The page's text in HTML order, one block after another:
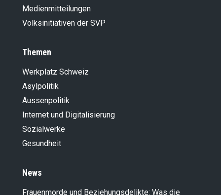
Medienmitteilungen
Volksinitiativen der SVP
Themen
Werkplatz Schweiz
Asylpolitik
Aussenpolitik
Internet und Digitalisierung
Sozialwerke
Gesundheit
News
Frauenmorde und Beziehungsdelikte: Was die